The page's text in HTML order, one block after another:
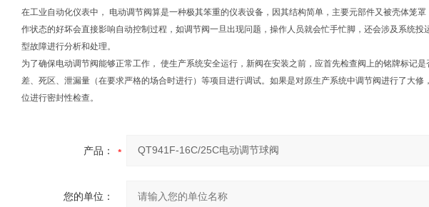
在工业自动化仪表中， 电动调节阀算是一种极其笨重的仪表设备，因其结构简单，主要元部件又被壳体笼
作状态的好坏会直接影响自动控制过程，如调节阀一旦出现问题，操作人员就会忙手忙脚，还会涉及系统
型故障进行分析和处理。
为了确保电动调节阀能够正常工作， 使生产系统安全运行，新阀在安装之前，应首先检查阀上的铭牌标记
差、死区、泄漏量（在要求严格的场合时进行）等项目进行调试。如果是对原生产系统中调节阀进行了大
位进行密封性检查。
产品：
您的单位：